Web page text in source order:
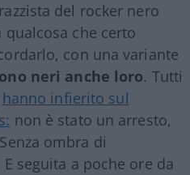
del rocker nero
qualcosa che certo
con una variante
neri anche loro. Tutti
hanno infierito sul
non è stato un arresto,
ombra di
seguita a poche ore da